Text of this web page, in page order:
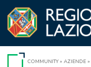
contenuto
COMMUNITY» AZIENDE »